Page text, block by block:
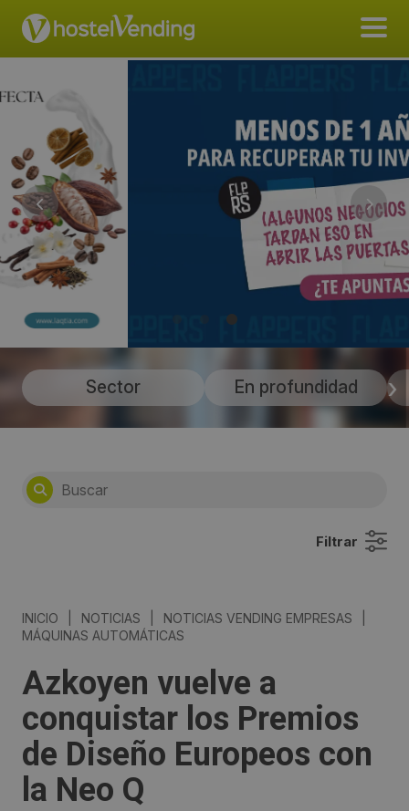
Sector En profundidad
Filtrar
INICIO NOTICIAS NOTICIAS VENDING EMPRESAS
MÁQUINAS AUTOMÁTICAS
Azkoyen vuelve a
conquistar los Premios
de Diseño Europeos con
la Neo Q